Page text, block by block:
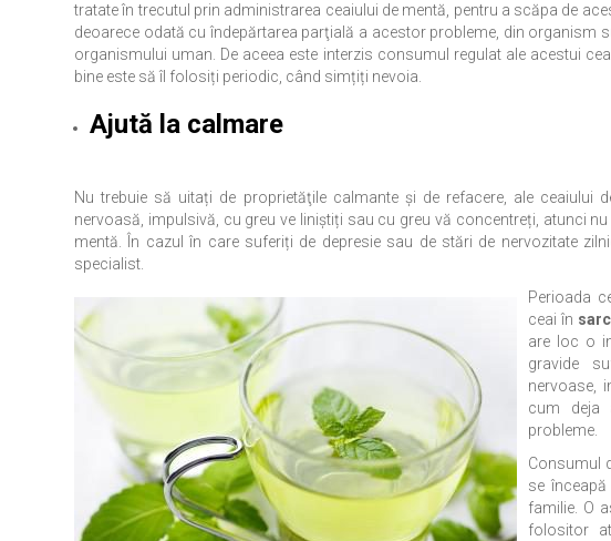
tratate în trecutul prin administrarea ceaiului de mentă, pentru a scăpa de
deoarece odată cu îndepărtarea parţială a acestor probleme, din organism
organismului uman. De aceea este interzis consumul regulat ale acestui
bine este să îl folosiți periodic, când simțiți nevoia.
Ajută la calmare
Nu trebuie să uitați de proprietăţile calmante şi de refacere, ale ceaiului
nervoasă, impulsivă, cu greu ve liniştiți sau cu greu vă concentreți, atunci
mentă. În cazul în care suferiți de depresie sau de stări de nervozitate
specialist.
Perioada
ceai în
are loc o
gravide
nervoase,
cum deja
probleme.
Consumul
se
familie. O
folositor